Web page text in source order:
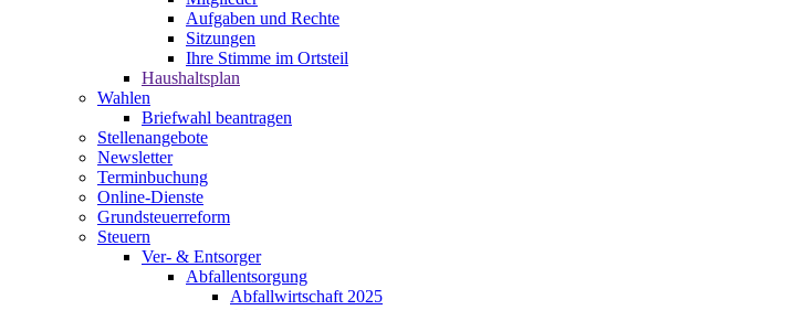
Aufgaben und Rechte
Sitzungen
Ihre Stimme im Ortsteil
Haushaltsplan
Wahlen
Briefwahl beantragen
Stellenangebote
Newsletter
Terminbuchung
Online-Dienste
Grundsteuerreform
Steuern
Ver- & Entsorger
Abfallentsorgung
Abfallwirtschaft 2025